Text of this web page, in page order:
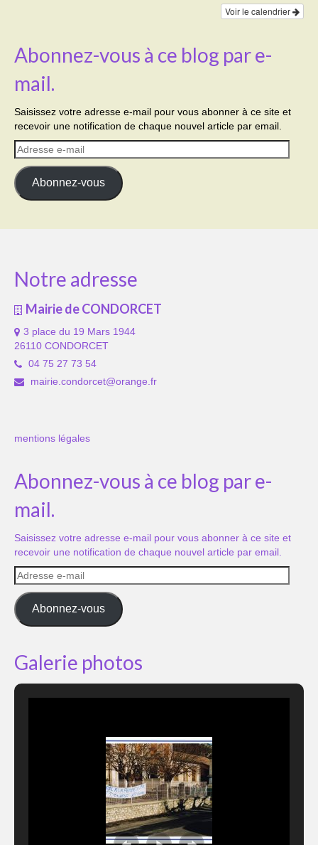
Voir le calendrier
Abonnez-vous à ce blog par e-
mail.
Saisissez votre adresse e-mail pour vous abonner à ce site et
recevoir une notification de chaque nouvel article par email.
Adresse
e-
mail
Abonnez-vous
Notre adresse
Mairie de CONDORCET
3 place du 19 Mars 1944
26110 CONDORCET
04 75 27 73 54
mairie.condorcet@orange.fr
mentions légales
Abonnez-vous à ce blog par e-
mail.
Saisissez votre adresse e-mail pour vous abonner à ce site et
recevoir une notification de chaque nouvel article par email.
Adresse
e-
mail
Abonnez-vous
Galerie photos